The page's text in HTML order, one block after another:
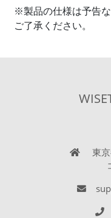
※製品の仕様は予告
ご了承ください。
東